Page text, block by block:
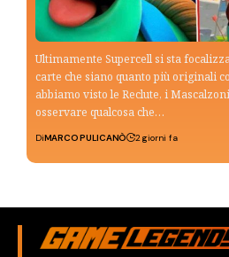
Ultimamente Supercell si sta
carte che siano quanto più originali
abbiamo visto le Reclute, i
osservare qualcosa che…
DiMARCO PULICANÒ 2 giorni fa